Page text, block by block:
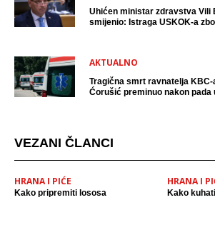
Uhićen ministar zdravstva Vili
smijenio: Istraga USKOK-a
AKTUALNO
Tragična smrt ravnatelja KBC-
Ćorušić preminuo nakon pada
VEZANI ČLANCI
HRANA I PIĆE
Kako pripremiti lososa
HRANA I
Kako